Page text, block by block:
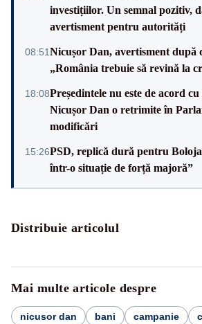
investițiilor. Un semnal pozitiv,
avertisment pentru autorități
08:51Nicușor Dan, avertisment după
„România trebuie să revină la
18:08Președintele nu este de acord
Nicușor Dan o retrimite în
modificări
15:26PSD, replică dură pentru
într-o situație de forță majoră”
Distribuie articolul
Mai multe articole despre
nicusor dan bani campanie